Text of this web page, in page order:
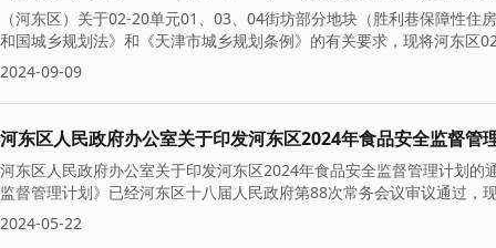
（河东区）关于02-20单元01、03、04街坊部分地块（胜利巷保障性
和国城乡规划法》和《天津市城乡规划条例》的有关要求，现将河东区
2024-09-09
河东区人民政府办公室关于印发河东区2024年食品安全监督管
河东区人民政府办公室关于印发河东区2024年食品安全监督管理计划
监督管理计划》已经河东区十八届人民政府第88次常务会议审议通过，
2024-05-22